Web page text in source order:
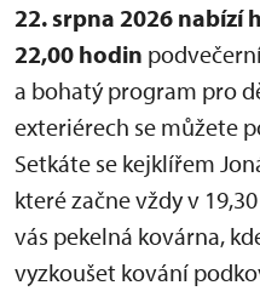
22. srpna 2026 nabízí
22,00 hodin
a bohatý program pro
exteriérech se můžete
Setkáte se kejklířem
které začne vždy v
vás pekelná kovárna,
vyzkoušet kování